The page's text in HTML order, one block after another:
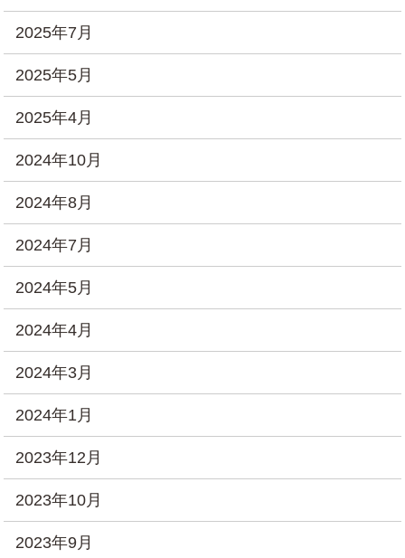
2025年7月
2025年5月
2025年4月
2024年10月
2024年8月
2024年7月
2024年5月
2024年4月
2024年3月
2024年1月
2023年12月
2023年10月
2023年9月